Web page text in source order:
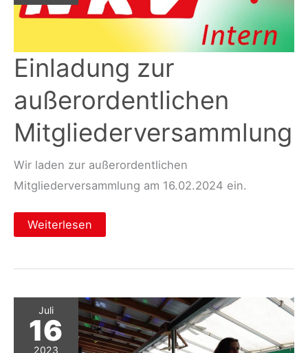
Einladung zur
außerordentlichen
Mitgliederversammlung
Wir laden zur außerordentlichen
Mitgliederversammlung am 16.02.2024 ein.
Einladung
zur
Weiterlesen
Juli
16
2023